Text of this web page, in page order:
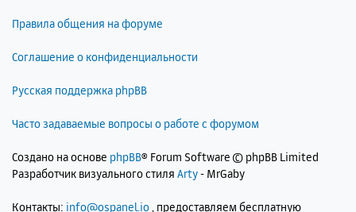
Правила общения на форуме
Соглашение о конфиденциальности
Русская поддержка phpBB
Часто задаваемые вопросы о работе с форумом
Создано на основе phpBB® Forum Software © phpBB Limited
Разработчик визуального стиля Arty- MrGaby
Контакты: info@ospanel.io , предоставляем бесплатную